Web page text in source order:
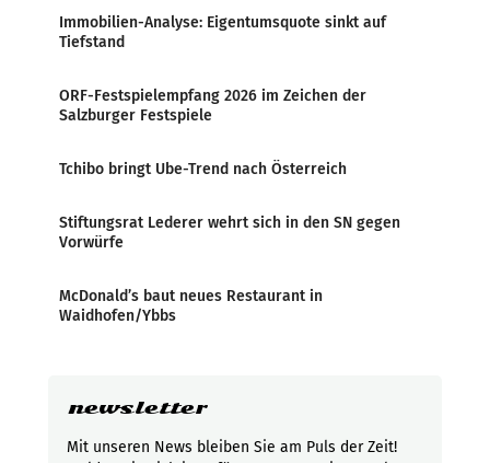
Immobilien-Analyse: Eigentumsquote sinkt auf
Tiefstand
ORF-Festspielempfang 2026 im Zeichen der
Salzburger Festspiele
Tchibo bringt Ube-Trend nach Österreich
Stiftungsrat Lederer wehrt sich in den SN gegen
Vorwürfe
McDonald’s baut neues Restaurant in
Waidhofen/Ybbs
newsletter
Mit unseren News bleiben Sie am Puls der Zeit!